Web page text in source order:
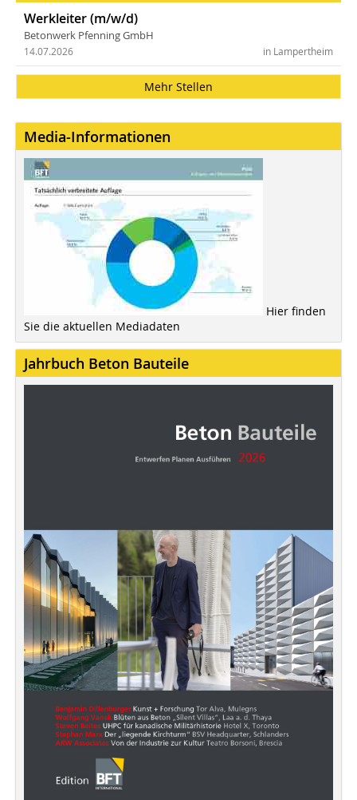
Werkleiter (m/w/d)
Betonwerk Pfenning GmbH
in Lampertheim
14.07.2026
Mehr Stellen
Media-Informationen
Hier finden
Sie die aktuellen Mediadaten
Jahrbuch Beton Bauteile